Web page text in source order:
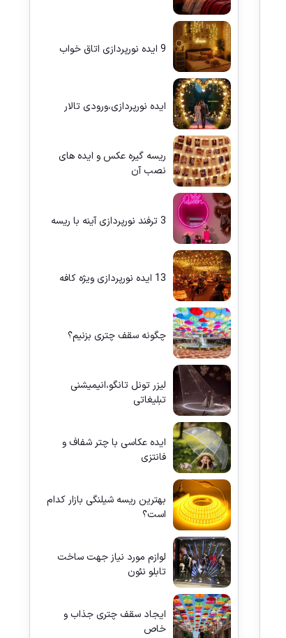
9 ایده نورپردازی اتاق خواب
ایده نورپردازی،ورودی تالار
ریسه گیره عکس و ایده های
نصب آن
3 ترفند نورپردازی آینه با ریسه
13 ایده نورپردازی ویژه کافه
چگونه سقف چتری بزنیم؟
لیزر تونل تانگو،انیمیشنی
تبلیغاتی
ایده عکاسی با چتر شفاف و
فانتزی
بهترین ریسه شیلنگی بازار کدام
است؟
لوازم مورد نیاز جهت ساخت
تابلو نئون
ایجاد سقف چتری جذاب و
خاص